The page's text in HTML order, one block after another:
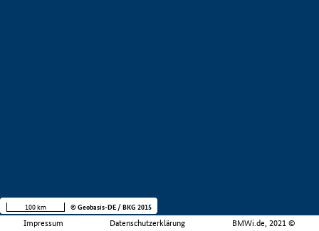
Impressum Datenschutzerklärung BMWi.de, 2021 ©
100 km © Geobasis-DE / BKG 2015